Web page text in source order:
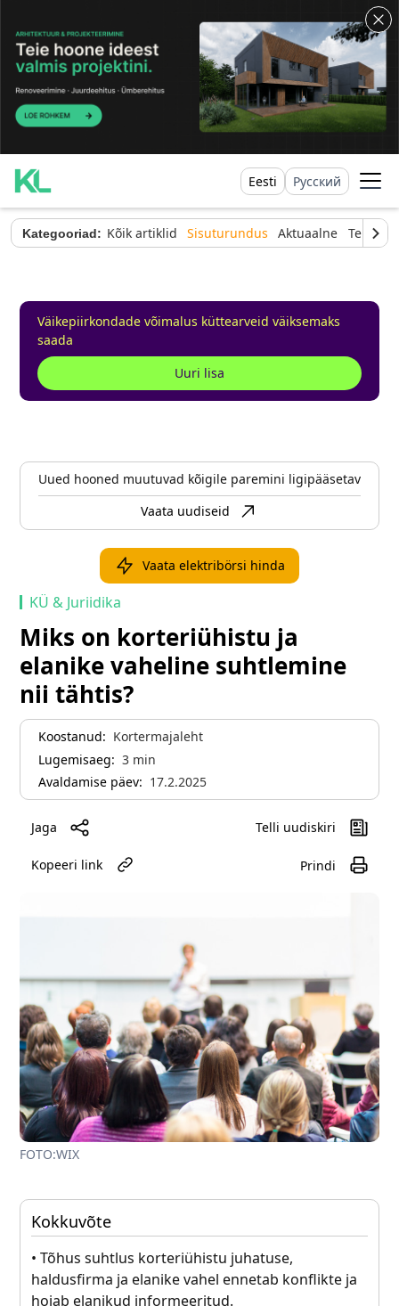
Eesti Русский
Kategooriad: Kõik artiklid Sisuturundus Aktuaalne
Väikepiirkondade võimalus küttearveid väiksemaks
saada
Uuri lisa
Uued hooned muutuvad kõigile paremini ligipääsetavaks
Vaata uudiseid
Vaata elektribörsi hinda
KÜ & Juriidika
Miks on korteriühistu ja
elanike vaheline suhtlemine
nii tähtis?
Koostanud: Kortermajaleht
Lugemisaeg: 3 min
Avaldamise päev: 17.2.2025
Jaga Telli uudiskiri
Prindi
Kopeeri link
FOTO:WIX
Kokkuvõte
• Tõhus suhtlus korteriühistu juhatuse,
haldusfirma ja elanike vahel ennetab konflikte ja
hoiab elanikud informeeritud.